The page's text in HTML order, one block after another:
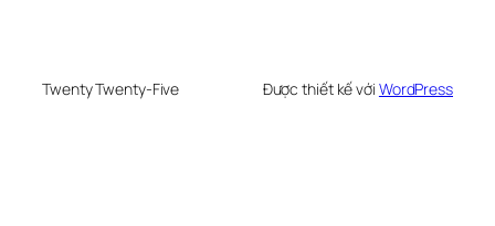
Twenty Twenty-Five Được thiết kế với WordPress